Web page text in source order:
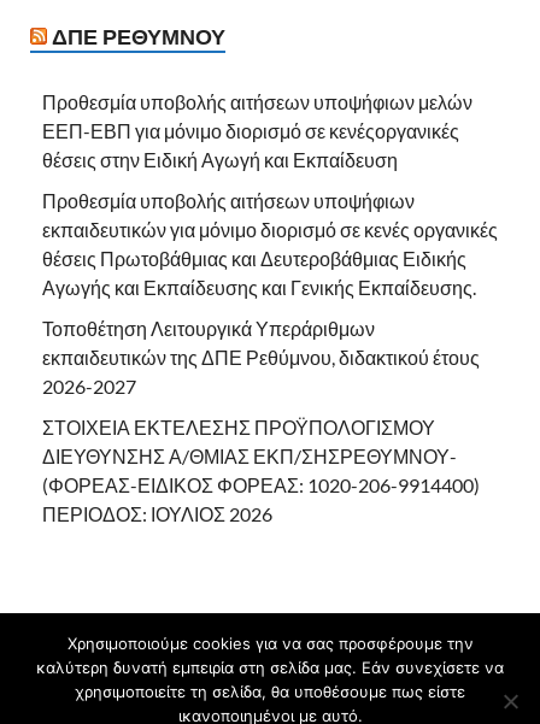
ΔΠΕ ΡΕΘΎΜΝΟΥ
Προθεσμία υποβολής αιτήσεων υποψήφιων μελών
ΕΕΠ-ΕΒΠ για μόνιμο διορισμό σε κενέςοργανικές
θέσεις στην Ειδική Αγωγή και Εκπαίδευση
Προθεσμία υποβολής αιτήσεων υποψήφιων
εκπαιδευτικών για μόνιμο διορισμό σε κενές οργανικές
θέσεις Πρωτοβάθμιας και Δευτεροβάθμιας Ειδικής
Αγωγής και Εκπαίδευσης και Γενικής Εκπαίδευσης.
Τοποθέτηση Λειτουργικά Υπεράριθμων
εκπαιδευτικών της ΔΠΕ Ρεθύμνου, διδακτικού έτους
2026-2027
ΣΤΟΙΧΕΙΑ ΕΚΤΕΛΕΣΗΣ ΠΡΟΫΠΟΛΟΓΙΣΜΟΥ
ΔΙΕΥΘΥΝΣΗΣ Α/ΘΜΙΑΣ ΕΚΠ/ΣΗΣΡΕΘΥΜΝΟΥ-
(ΦΟΡΕΑΣ-ΕΙΔΙΚΟΣ ΦΟΡΕΑΣ: 1020-206-9914400)
ΠΕΡΙΟΔΟΣ: ΙΟΥΛΙΟΣ 2026
Πνευματικά δικαιώματα © 2026
Χρησιμοποιούμε cookies για να σας προσφέρουμε την
καλύτερη δυνατή εμπειρία στη σελίδα μας. Εάν συνεχίσετε να
χρησιμοποιείτε τη σελίδα, θα υποθέσουμε πως είστε
ικανοποιημένοι με αυτό.